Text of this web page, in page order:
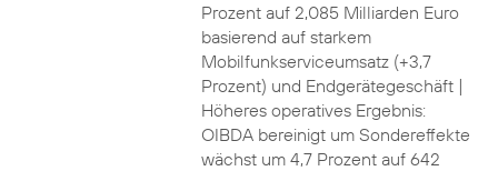
Prozent auf 2,085 Milliarden Euro
basierend auf starkem
Mobilfunkserviceumsatz (+3,7
Prozent) und Endgerätegeschäft |
Höheres operatives Ergebnis:
OIBDA bereinigt um Sondereffekte
wächst um 4,7 Prozent auf 642